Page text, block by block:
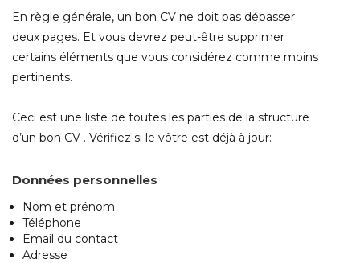
En règle générale, un bon CV ne doit pas dépasser
deux pages. Et vous devrez peut-être supprimer
certains éléments que vous considérez comme moins
pertinents.
Ceci est une liste de toutes les parties de la structure
d’un bon CV . Vérifiez si le vôtre est déjà à jour:
Données personnelles
Nom et prénom
Téléphone
Email du contact
Adresse